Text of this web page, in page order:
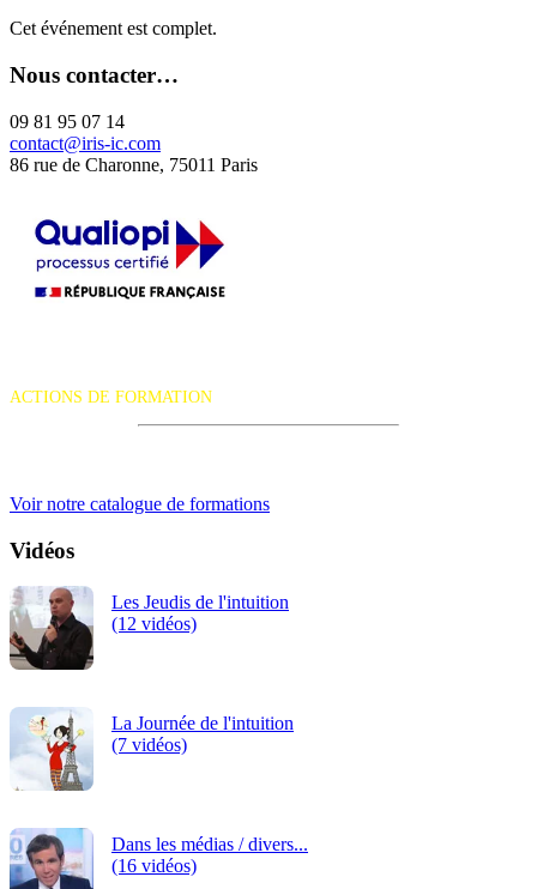
Cet événement est complet.
Nous contacter…
09 81 95 07 14
contact@iris-ic.com
86 rue de Charonne, 75011 Paris
ACTIONS DE FORMATION
Voir notre catalogue de formations
Vidéos
Les Jeudis de l'intuition
(12 vidéos)
La Journée de l'intuition
(7 vidéos)
Dans les médias / divers...
(16 vidéos)